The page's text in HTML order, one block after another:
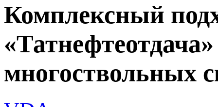
Комплексный
многоствольных